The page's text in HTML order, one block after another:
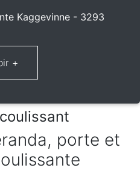
Kaggevinne - 3293
porte et